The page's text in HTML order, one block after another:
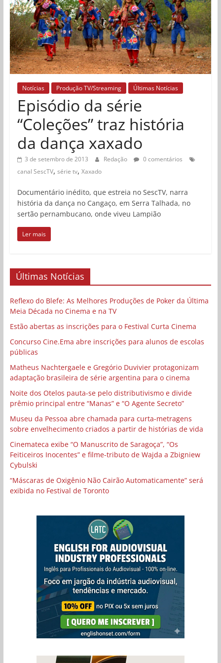
Notícias Produção TV/Streaming Últimas Notícias
Episódio da série
“Coleções” traz história
da dança xaxado
3 de setembro de 2013 Redação
0 comentários
canal SescTV, série tv, Xaxado
Documentário inédito, que estreia no SescTV, narra
história da dança no Cangaço, em Serra Talhada, no
sertão pernambucano, onde viveu Lampião
Ler mais
Últimas Notícias
Reflexo do Blefe: As Melhores Produções de Poker da Última
Meia Década no Cinema e na TV
Estão abertas as inscrições para o Festival Curta Cinema
Concurso Cine.Ema abre inscrições para alunos de escolas
públicas
Matheus Nachtergaele e Gregório Duvivier protagonizam
adaptação brasileira de série argentina para o cinema
Noite dos Otelos pauta-se pelo distributivismo e divide
prêmio principal entre “Manas” e “O Agente Secreto”
Museu da Pessoa abre chamada para curta-metragens
sobre envelhecimento criados a partir de histórias de vida
Cinemateca exibe “O Manuscrito de Saragoça”, “Os
Feiticeiros Inocentes” e filme-tributo de Wajda a Zbigniew
Cybulski
“Máscaras de Oxigênio Não Cairão Automaticamente” será
exibida no Festival de Toronto